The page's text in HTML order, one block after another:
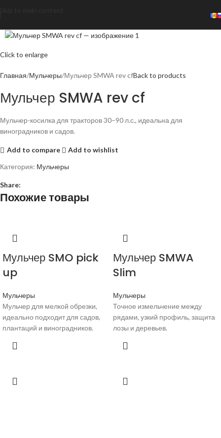
Click to enlarge
Главная Мульчеры Мульчер SMWA rev cfBack to products
Мульчер SMWA rev cf
Мульчер-косилка для тракторов 30–90 л.с., идеальна для
виноградников и садов.
Add to compare
Add to wishlist
Категория: Мульчеры
Share:
Похожие товары
Мульчер SMO pick
up
Мульчеры
Мульчер для мелкой обрезки,
идеально подходит для садов,
плантаций и виноградников.
Мульчер SMWA
Slim
Мульчеры
Точное измельчение между
рядами, узкий профиль, защита
лозы и деревьев.